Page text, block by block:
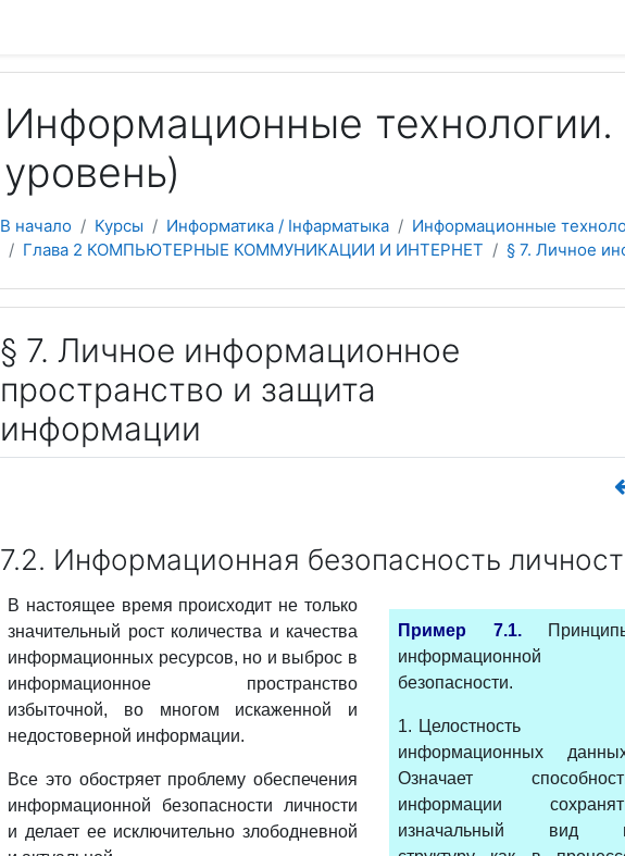
Информационные технологии.
уровень)
В начало Курсы Информатика / Інфарматыка
Информационные
Глава 2 КОМПЬЮТЕРНЫЕ КОММУНИКАЦИИ И ИНТЕРНЕТ
§ 7. Личное
§ 7. Личное информационное
пространство и защита
информации
7.2. Информационная безопасность
В настоящее время происходит не только
значительный рост количества и качества
информационных ресурсов, но и выброс в
информационное пространство
избыточной, во многом искаженной и
недостоверной информации.
Все это обостряет проблему обеспечения
информационной безопасности личности
и делает ее исключительно злободневной
Пример 7.1.
информационной
безопасности.
1. Целостность
информационных
Означает
информации
изначальный вид